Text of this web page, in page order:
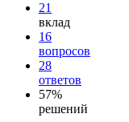
21
вклад
16
вопросов
28
ответов
57%
решений